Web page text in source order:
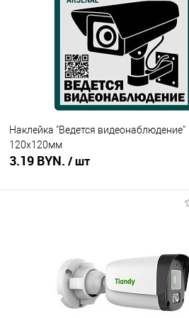
Наклейка "Ведется видеонаблюдение"
120х120мм
3.19 BYN. / шт
Купить в 1 клик
Сравнение
В наличии